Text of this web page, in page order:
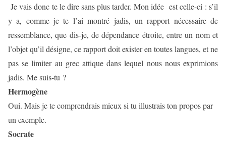
Je vais donc te le dire sans plus tarder. Mon idée est celle-ci : s’il
y a, comme je te l’ai montré jadis, un rapport nécessaire de
ressemblance, que dis-je, de dépendance étroite, entre un nom et
l’objet qu’il désigne, ce rapport doit exister en toutes langues, et ne
pas se limiter au grec attique dans lequel nous nous exprimions
jadis. Me suis-tu ?
Hermogène
Oui. Mais je te comprendrais mieux si tu illustrais ton propos par
un exemple.
Socrate